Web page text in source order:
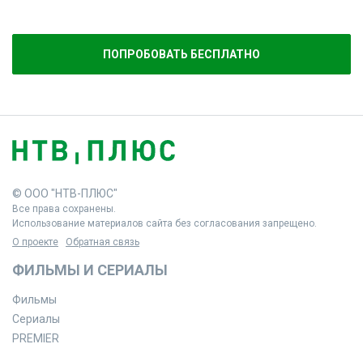
ПОПРОБОВАТЬ БЕСПЛАТНО
© ООО "НТВ-ПЛЮС"
Все права сохранены.
Использование материалов сайта без согласования запрещено.
О проекте
Обратная связь
ФИЛЬМЫ И СЕРИАЛЫ
Фильмы
Сериалы
PREMIER